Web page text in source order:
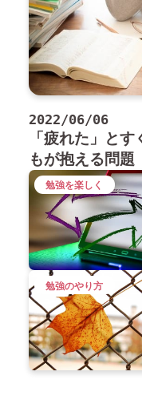
2022/06/06
「疲れた」と
もが抱える問題
勉強を楽しく
勉強のやり方